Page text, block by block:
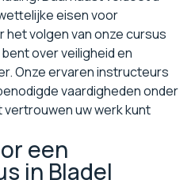
eisen voor
volgen van onze cursus
over veiligheid en
Onze ervaren instructeurs
vaardigheden onder
vertrouwen uw werk kunt
een
in Bladel